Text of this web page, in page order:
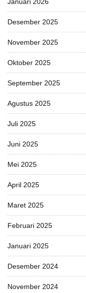
Desember 2025
November 2025
Oktober 2025
September 2025
Agustus 2025
Juli 2025
Juni 2025
Mei 2025
April 2025
Maret 2025
Februari 2025
Januari 2025
Desember 2024
November 2024